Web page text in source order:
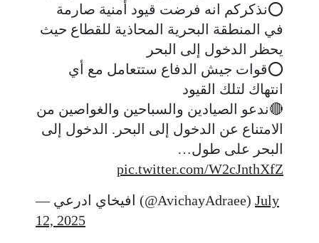
⭕️نذكركم انه فرضت قيود أمنية صارمة
في المنطقة البحرية المحاذية للقطاع حيث
يحظر الدخول إلى البحر
⭕️قوات جيش الدفاع ستتعامل مع أي
انتهاك لتلك القيود
🔴ندعو الصيادين والسباحين والغواصين من
الامتناع عن الدخول إلى البحر. الدخول إلى
البحر على طول…
pic.twitter.com/W2cJnthXfZ
— افيخاي ادرعي (@AvichayAdraee) July
12, 2025